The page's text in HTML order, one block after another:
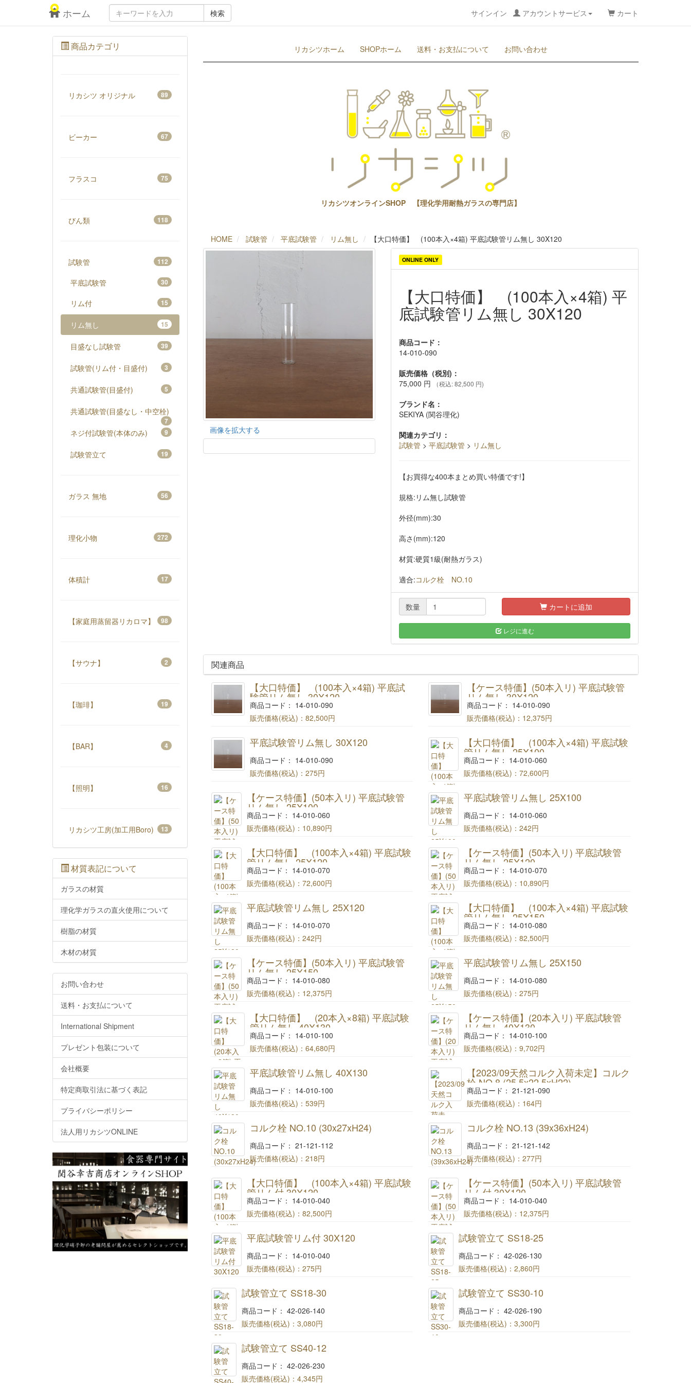
ホーム 検索 サインイン アカウントサービス カート
リカシツホーム SHOPホーム 送料・お支払について お問い合わせ
リカシツオンラインSHOP 【理化学用耐熱ガラスの専門店】
HOME 試験管 平底試験管 リム無し 【大口特価】 (100本入×4箱) 平底試験管リム無し 30X120
画像を拡大する
ONLINE ONLY
【大口特価】 (100本入×4箱) 平
底試験管リム無し 30X120
商品コード：
14-010-090
販売価格（税別)：
75,000 円 （税込: 82,500 円)
ブランド名：
SEKIYA (関谷理化)
関連カテゴリ：
試験管 >平底試験管 > リム無し
【お買得な400本まとめ買い特価です!】
規格:リム無し試験管
外径(mm):30
高さ(mm):120
材質:硬質1級(耐熱ガラス)
適合:コルク栓 NO.10
数量 カートに追加
レジに進む
関連商品
【大口特価】 (100本入×4箱) 平底試
験管リム無し 30X120
商品コード： 14-010-090
販売価格(税込)： 82,500円
し 30X120
【ケース特価】(50本入リ) 平底試験管
リム無し 30X120
商品コード： 14-010-090
販売価格(税込)： 12,375円
30X120
平底試験管リム無し 30X120
商品コード： 14-010-090
販売価格(税込)： 275円
【大口特価】 (100本入×4箱) 平底試験
管リム無し 25X100
商品コード： 14-010-060
販売価格(税込)：72,600円
25X100
【ケース特価】(50本入リ) 平底試験管
リム無し 25X100
商品コード： 14-010-060
販売価格(税込)： 10,890円
25X100
平底試験管リム無し 25X100
商品コード： 14-010-060
販売価格(税込)：242円
【大口特価】 (100本入×4箱) 平底試験
管リム無し 25X120
商品コード： 14-010-070
販売価格(税込)： 72,600円
25X120
【ケース特価】(50本入リ) 平底試験管
リム無し 25X120
商品コード： 14-010-070
販売価格(税込)： 10,890円
25X120
平底試験管リム無し 25X120
商品コード： 14-010-070
販売価格(税込)： 242円
【大口特価】 (100本入×4箱) 平底試験
管リム無し 25X150
商品コード： 14-010-080
販売価格(税込)：82,500円
25X150
【ケース特価】(50本入リ) 平底試験管
リム無し 25X150
商品コード： 14-010-080
販売価格(税込)： 12,375円
25X150
平底試験管リム無し 25X150
商品コード： 14-010-080
販売価格(税込)：275円
【大口特価】 (20本入×8箱) 平底試験
管リム無し 40X130
商品コード： 14-010-100
販売価格(税込)： 64,680円
40X130
【ケース特価】(20本入リ) 平底試験管
リム無し 40X130
商品コード： 14-010-100
販売価格(税込)：9,702円
40X130
平底試験管リム無し 40X130
商品コード： 14-010-100
販売価格(税込)： 539円
【2023/09天然コルク入荷未定】コルク
栓 NO.8 (25.5x22.5xH22)
商品コード： 21-121-090
販売価格(税込)： 164円
(25.5x22xH24)
コルク栓 NO.10 (30x27xH24)
商品コード： 21-121-112
販売価格(税込)： 218円
(30x27xH24)
コルク栓 NO.13 (39x36xH24)
商品コード： 21-121-142
販売価格(税込)：277円
(39x36xH24)
【大口特価】 (100本入×4箱) 平底試験
管リム付 30X120
商品コード： 14-010-040
販売価格(税込)： 82,500円
30X120
【ケース特価】(50本入リ) 平底試験管
リム付 30X120
商品コード： 14-010-040
販売価格(税込)： 12,375円
30X120
平底試験管リム付 30X120
商品コード： 14-010-040
販売価格(税込)： 275円
試験管立て SS18-25
商品コード： 42-026-130
販売価格(税込)：2,860円
試験管立て SS18-30
商品コード： 42-026-140
販売価格(税込)： 3,080円
試験管立て SS30-10
商品コード： 42-026-190
販売価格(税込)：3,300円
試験管立て SS40-12
商品コード： 42-026-230
販売価格(税込)： 4,345円
商品カテゴリ
リカシツ オリジナル 89
ビーカー 67
フラスコ 75
びん類 118
試験管 112
平底試験管 30
リム付 15
リム無し 15
目盛なし試験管 39
試験管(リム付・目盛付) 3
共通試験管(目盛付) 5
共通試験管(目盛なし・中空栓)
7
ネジ付試験管(本体のみ) 9
試験管立て 19
ガラス 無地 56
理化小物 272
体積計 17
【家庭用蒸留器リカロマ】 98
【サウナ】 2
【珈琲】 19
【BAR】 4
【照明】 16
リカシツ工房(加工用Boro) 13
材質表記について
ガラスの材質
理化学ガラスの直火使用について
樹脂の材質
木材の材質
お問い合わせ
送料・お支払について
International Shipment
プレゼント包装について
会社概要
特定商取引法に基づく表記
プライバシーポリシー
法人用リカシツONLINE